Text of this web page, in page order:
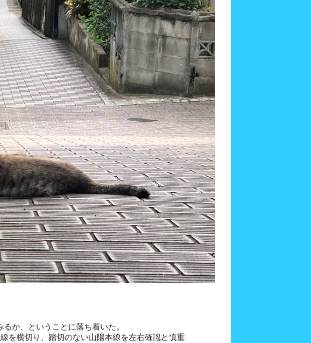
るか、ということに落ち着いた。
を横切り、踏切のない山陽本線を左右確認と慎重